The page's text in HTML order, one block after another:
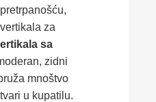
za
sa
zidni
mnoštvo
u kupatilu.